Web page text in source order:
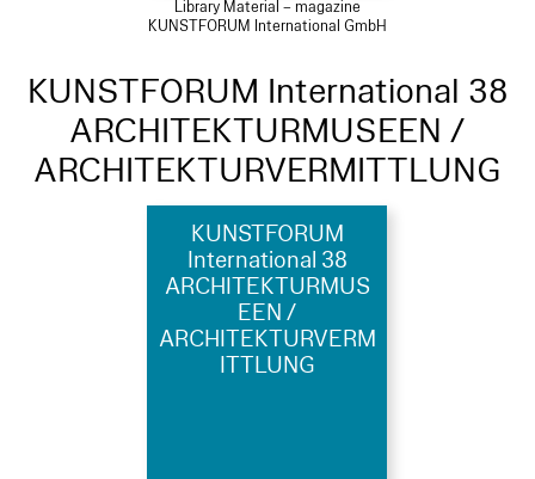
Library Material – magazine
KUNSTFORUM International GmbH
KUNSTFORUM International 38
ARCHITEKTURMUSEEN /
ARCHITEKTURVERMITTLUNG
KUNSTFORUM
International 38
ARCHITEKTURMUS
EEN /
ARCHITEKTURVERM
ITTLUNG